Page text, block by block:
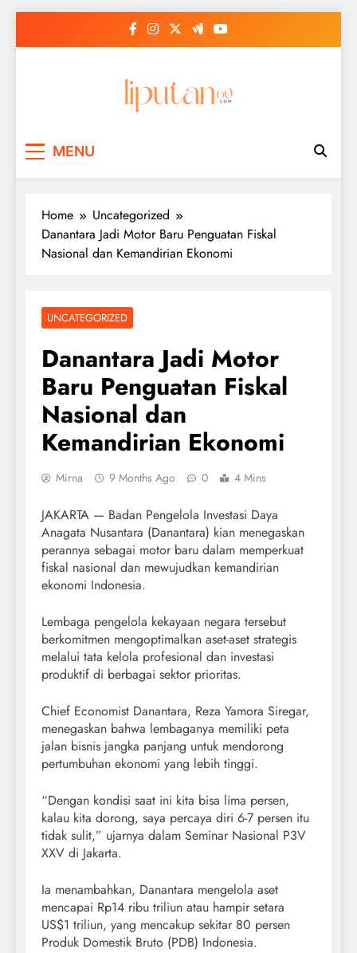
MENU
Home
Uncategorized
Danantara Jadi Motor Baru Penguatan Fiskal
Nasional dan Kemandirian Ekonomi
UNCATEGORIZED
Danantara Jadi Motor
Baru Penguatan Fiskal
Nasional dan
Kemandirian Ekonomi
Mirna 9 Months Ago 0 4 Mins
JAKARTA — Badan Pengelola Investasi Daya
Anagata Nusantara (Danantara) kian menegaskan
perannya sebagai motor baru dalam memperkuat
fiskal nasional dan mewujudkan kemandirian
ekonomi Indonesia.
Lembaga pengelola kekayaan negara tersebut
berkomitmen mengoptimalkan aset-aset strategis
melalui tata kelola profesional dan investasi
produktif di berbagai sektor prioritas.
Chief Economist Danantara, Reza Yamora Siregar,
menegaskan bahwa lembaganya memiliki peta
jalan bisnis jangka panjang untuk mendorong
pertumbuhan ekonomi yang lebih tinggi.
“Dengan kondisi saat ini kita bisa lima persen,
kalau kita dorong, saya percaya diri 6-7 persen itu
tidak sulit,” ujarnya dalam Seminar Nasional P3V
XXV di Jakarta.
Ia menambahkan, Danantara mengelola aset
mencapai Rp14 ribu triliun atau hampir setara
US$1 triliun, yang mencakup sekitar 80 persen
Produk Domestik Bruto (PDB) Indonesia.